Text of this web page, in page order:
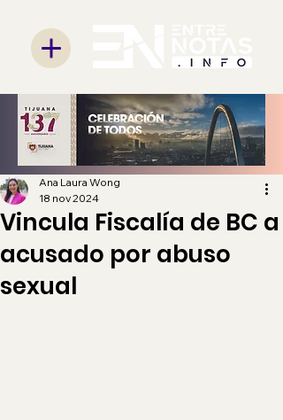
Vincula Fiscalía de BC a
acusado por abuso
sexual
Ana Laura Wong
18 nov 2024